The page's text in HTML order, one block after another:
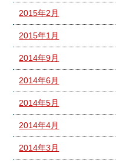
2015年2月
2015年1月
2014年9月
2014年6月
2014年5月
2014年4月
2014年3月